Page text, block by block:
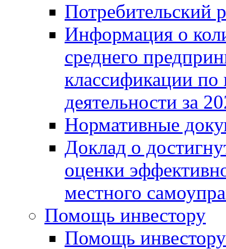
Потребительский
Информация о
среднего
классификации
деятельности за
Нормативные
Доклад о
оценки
местного
Помощь инвестору
Помощь инвестору